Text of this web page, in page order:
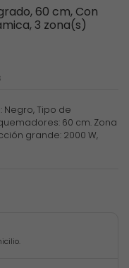
60 cm, Con
3 zona(s)
Negro, Tipo de
60 cm. Zona
grande: 2000 W,